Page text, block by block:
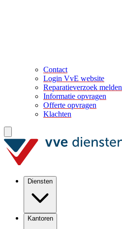
Contact
Login VvE website
Reparatieverzoek melden
Informatie opvragen
Offerte opvragen
Klachten
Diensten
Kantoren